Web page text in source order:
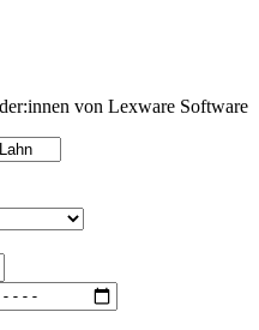
von Lexware Software